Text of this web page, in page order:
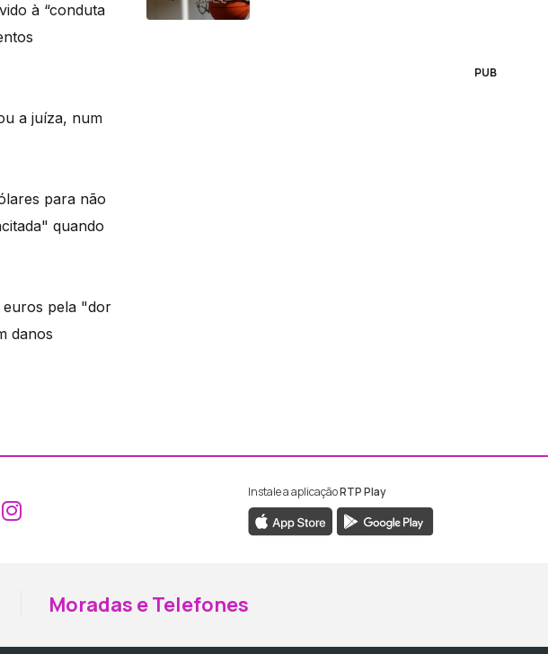
à “conduta
a juíza, num
para não
quando
euros pela "dor
danos
PUB
Aceder ao Facebook da RTP Madeira
Aceder ao Instagram da RTP Madeira
Instale a aplicaçãoRTP Play
Moradas e Telefones